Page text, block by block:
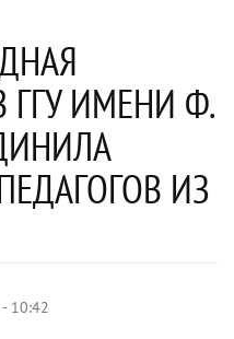
ИМЕНИ Ф.
ИЗ
10:42